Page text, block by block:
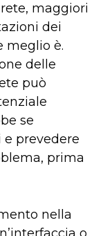
maggiori
dei
meglio è.
delle
può
se
e prevedere
prima
nella